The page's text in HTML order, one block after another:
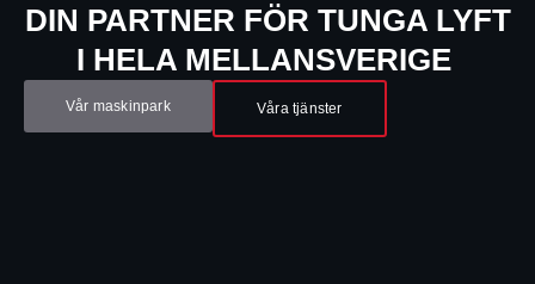
DIN PARTNER FÖR TUNGA LYFT
I HELA MELLANSVERIGE
Vår maskinpark Våra tjänster